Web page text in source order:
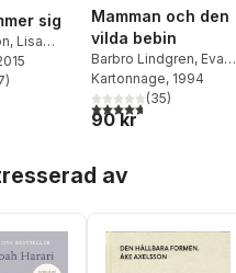
sig
, Lisa
Totalt antal röster:
)
Mamman och den
vilda bebin
Barbro Lindgren, Eva
Eriksson
Kartonnage, 1994
4,7utav 5 stjärnor.
(35)
90 kr
av